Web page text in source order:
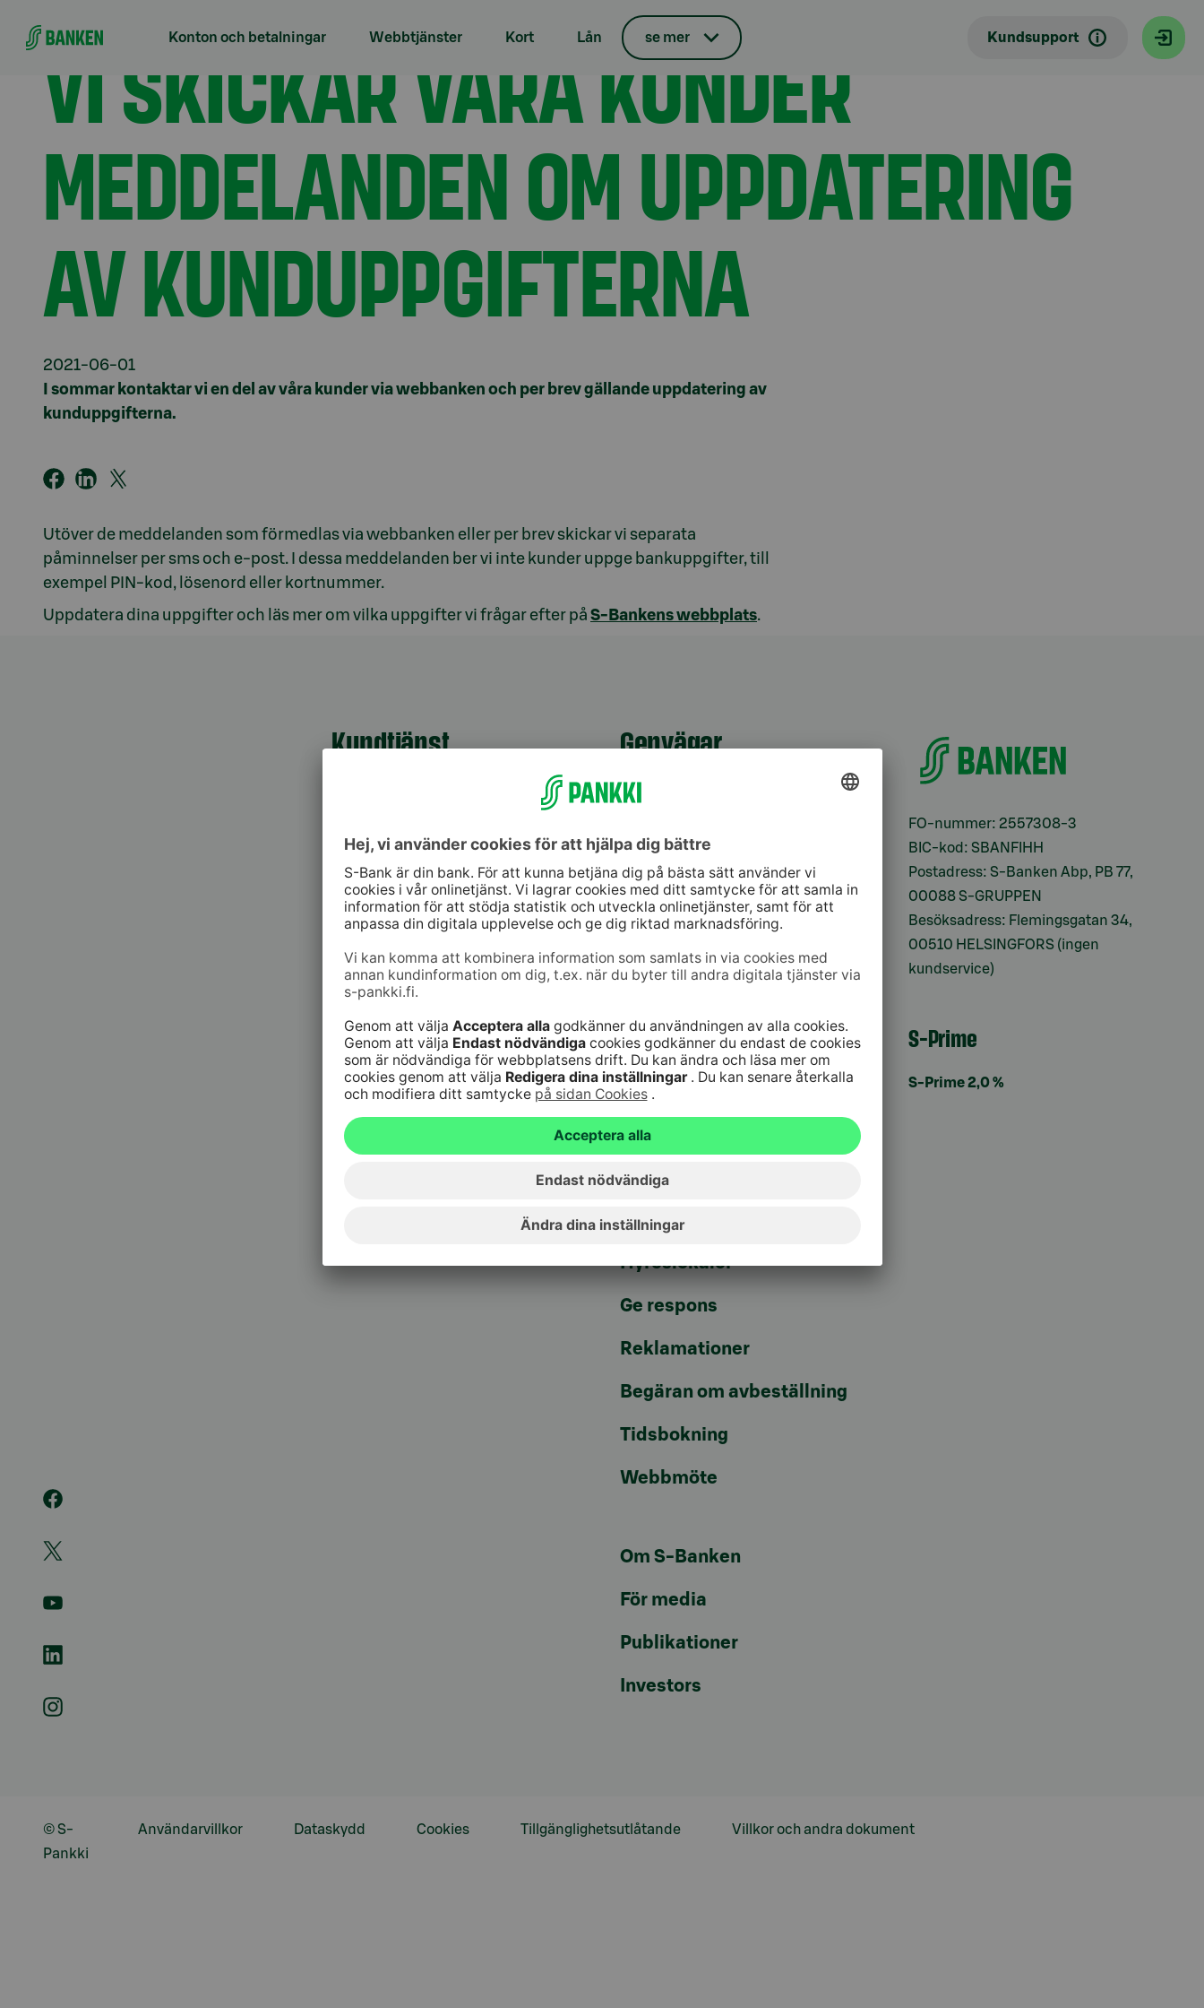
Konton och betalningar Webbtjänster Kort Lån se mer Kundsupport
Vi skickar våra kunder meddelanden om uppdatering av kunduppgifterna
VI SKICKAR VÅRA KUNDER
MEDDELANDEN OM UPPDATERING
AV KUNDUPPGIFTERNA
2021-06-01
I sommar kontaktar vi en del av våra kunder via webbanken och per brev gällande uppdatering av
kunduppgifterna.
Utöver de meddelanden som förmedlas via webbanken eller per brev skickar vi separata
påminnelser per sms och e-post. I dessa meddelanden ber vi inte kunder uppge bankuppgifter, till
exempel PIN-kod, lösenord eller kortnummer.
Uppdatera dina uppgifter och läs mer om vilka uppgifter vi frågar efter på S-Bankens webbplats.
Kundtjänst
Spärrtjänst för bankkoder 24
h/dygn
09 6964 6820(lna/mta)
Spärrtjänst för kort 24
h/dygn
Genvägar
Kontrollera
webbankskoderna
Bli kund
Serviceavgifter
Vanliga frågor
Säker hantering av
bankärenden
Fondkurser
Aktuellt
Artiklar
Hyreslokaler
Ge respons
Reklamationer
Begäran om avbeställning
Tidsbokning
Webbmöte
Om S-Banken
För media
Publikationer
Investors
FO-nummer: 2557308-3
BIC-kod: SBANFIHH
Postadress: S-Banken Abp, PB 77,
00088 S-GRUPPEN
Besöksadress: Flemingsgatan 34,
00510 HELSINGFORS (ingen
kundservice)
S-Prime
S-Prime 2,0 %
Användarvillkor Dataskydd Cookies Tillgänglighetsutlåtande Villkor och andra dokument
© S-
Pankki